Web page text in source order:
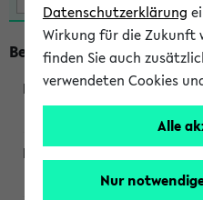
Beginn um 10 Uhr
240103
Datenschutzerklärung
Wirkung für die Zukunft
finden Sie auch
verwendeten Cookies
Alle
Nur